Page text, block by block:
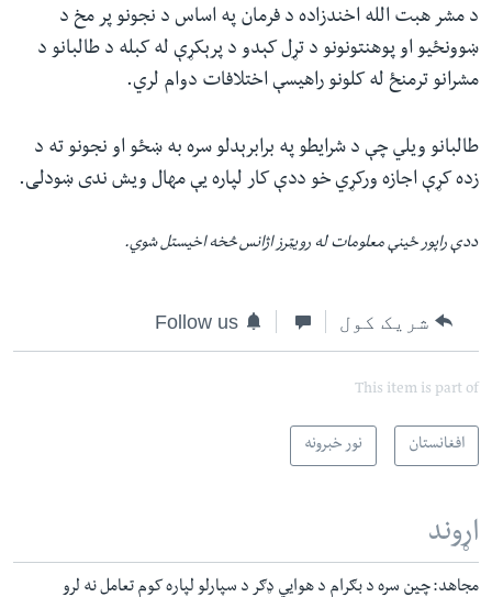
د مشر هبت الله اخندزاده د فرمان په اساس د نجونو پر مخ د
ښوونځیو او پوهنتونونو د تړل کېدو د پرېکړې له کبله د طالبانو د
مشرانو ترمنځ له کلونو راهیسې اختلافات دوام لري.
طالبانو ویلي چې د شرایطو په برابرېدلو سره به ښځو او نجونو ته د
زده کړې اجازه ورکړي خو ددې کار لپاره یې مهال ویش ندی ښودلی.
ددې راپور ځینې معلومات له رویټرز اژانس څخه اخیستل شوي.
شریک کول Follow us
This item is part of
افغانستان نور خبرونه
اړوند
مجاهد: چین سره د بګرام د هوايي ډګر د سپارلو لپاره کوم تعامل نه لرو